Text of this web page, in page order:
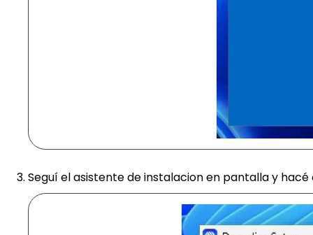
Seguí el asistente de instalacion en pantalla y